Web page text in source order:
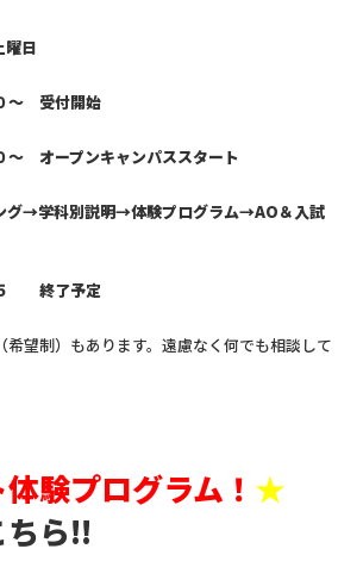
曜日
～ 受付開始
プンキャンパススタート
科別説明→体験プログラム→AO＆入試
了予定
希望制）もあります。遠慮なく何でも相談して
験プログラム！ ★
ちら!!